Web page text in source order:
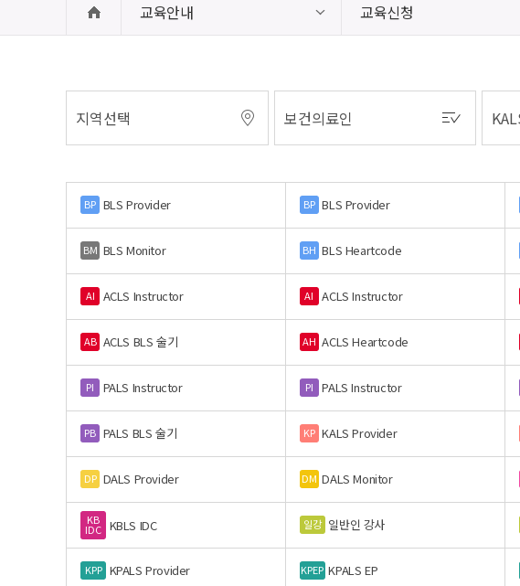
교육안내 교육신청
BP BLS Provider BP BLS Provider
BM BLS Monitor BH BLS Heartcode
AI ACLS Instructor AI ACLS Instructor
AB ACLS BLS 술기 AH ACLS Heartcode
PI PALS Instructor PI PALS Instructor
PB PALS BLS 술기 KP KALS Provider
DP DALS Provider DM DALS Monitor
KB
IDC KBLS IDC 일강 일반인 강사
KPP KPALS Provider KPEP KPALS EP